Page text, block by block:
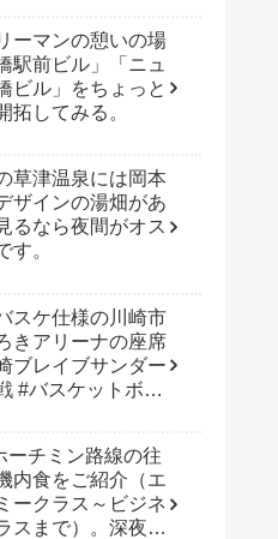
ーマンの憩いの場
駅前ビル」「ニュ
ビル」をちょっと
拓してみる。
草津温泉には岡本
ザインの湯畑があ
るなら夜間がオス
す。
スケ仕様の川崎市
きアリーナの座席
ブレイブサンダー
#バスケットボー
ーチミン路線の往
内食をご紹介（エ
ークラス～ビジネ
スまで）。深夜便